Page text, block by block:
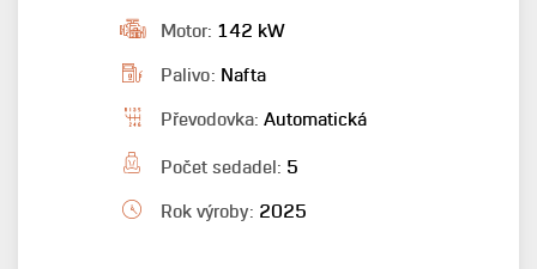
Motor: 142 kW
Palivo: Nafta
Převodovka: Automatická
Počet sedadel: 5
Rok výroby: 2025